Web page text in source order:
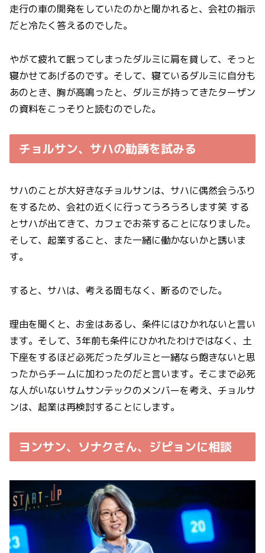
走行の車の開発をしていたのかと聞かれると、会社の指示
だと冷たく答えるのでした。
やがて疲れて眠ってしまったダルミに肩を貸して、そっと
寝かせてあげるのです。そして、寝ているダルミに自分も
あのとき、胸が高鳴ったと、ダルミが持ってきたターザン
の資料をこっそりと読むのでした。
チョルサン、サハの勧誘を試みる
サハのことが大好きなチョルサンは、サハに偶然会うふり
をするため、会社の近くに行ってうろうろします笑 する
とサハが出てきて、カフェでお茶することになりました。
そして、起業すること、また一緒に働かないかと誘いま
す。
すると、サハは、考える間もなく、断るのでした。
理由を聞くと、お金はあるし、条件にはひかれないと言い
ます。そして、3年前も条件にひかれたわけではなく、土
下座をするほど必死だったダルミと一緒なら飽きないと思
ったからチームに加わったのだと言います。そこまで必死
な人がいないサムサンテックのメンバーを考え、チョルサ
ンは、起業は再検討することにします。
ヨンサン、ソナクさん、ジピョンに相談